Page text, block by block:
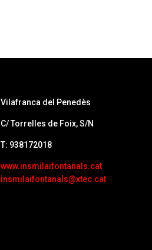
Vilafranca del Penedès
C/ Torrelles de Foix, S/N
T: 938172018
www.insmilaifontanals.cat
insmilaifontanals@xtec.cat